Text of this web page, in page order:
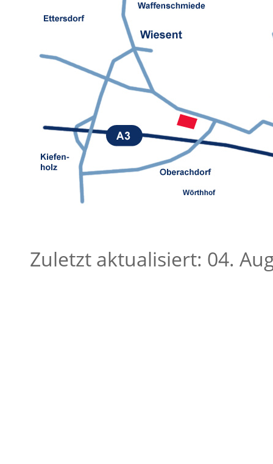
Zuletzt aktualisiert: 04.